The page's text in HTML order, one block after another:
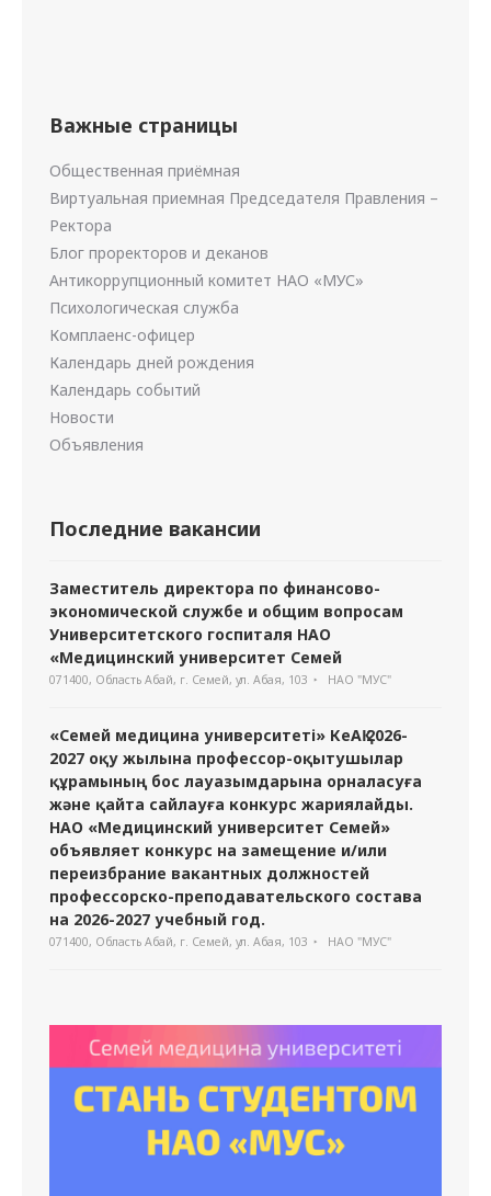
Важные страницы
Общественная приёмная
Виртуальная приемная Председателя Правления –
Ректора
Блог проректоров и деканов
Антикоррупционный комитет НАО «МУС»
Психологическая служба
Комплаенс-офицер
Календарь дней рождения
Календарь событий
Новости
Объявления
Последние вакансии
Заместитель директора по финансово-
экономической службе и общим вопросам
Университетского госпиталя НАО
«Медицинский университет Семей
071400, Область Абай, г. Семей, ул. Абая, 103 НАО "МУС"
«Семей медицина университеті» КеАҚ 2026-
2027 оқу жылына профессор-оқытушылар
құрамының бос лауазымдарына орналасуға
және қайта сайлауға конкурс жариялайды.
НАО «Медицинский университет Семей»
объявляет конкурс на замещение и/или
переизбрание вакантных должностей
профессорско-преподавательского состава
на 2026-2027 учебный год.
071400, Область Абай, г. Семей, ул. Абая, 103 НАО "МУС"